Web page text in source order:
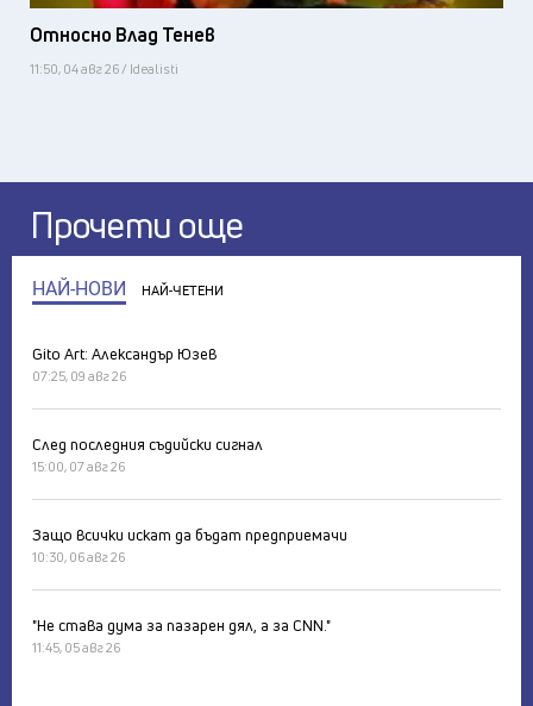
Относно Влад Тенев
11:50, 04 авг 26 / Idealisti
Прочети още
НАЙ-НОВИ НАЙ-ЧЕТЕНИ
Gito Art: Александър Юзев
07:25, 09 авг 26
След последния съдийски сигнал
15:00, 07 авг 26
Защо всички искат да бъдат предприемачи
10:30, 06 авг 26
"Не става дума за пазарен дял, а за CNN."
11:45, 05 авг 26